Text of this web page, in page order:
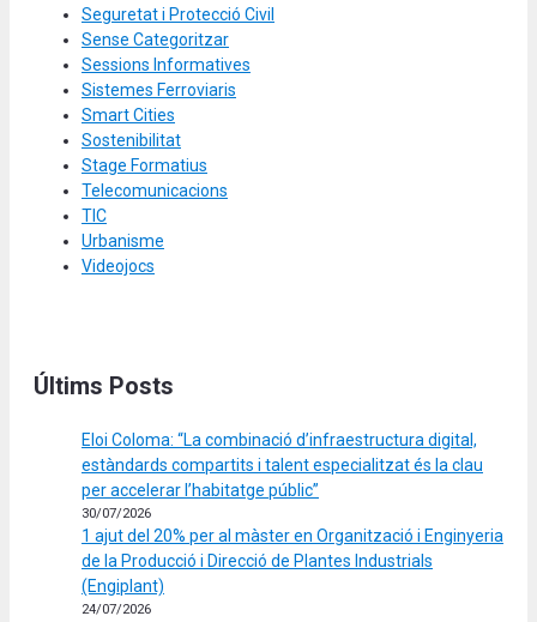
Seguretat i Protecció Civil
Sense Categoritzar
Sessions Informatives
Sistemes Ferroviaris
Smart Cities
Sostenibilitat
Stage Formatius
Telecomunicacions
TIC
Urbanisme
Videojocs
Últims Posts
Eloi Coloma: “La combinació d’infraestructura digital,
estàndards compartits i talent especialitzat és la clau
per accelerar l’habitatge públic”
30/07/2026
1 ajut del 20% per al màster en Organització i Enginyeria
de la Producció i Direcció de Plantes Industrials
(Engiplant)
24/07/2026